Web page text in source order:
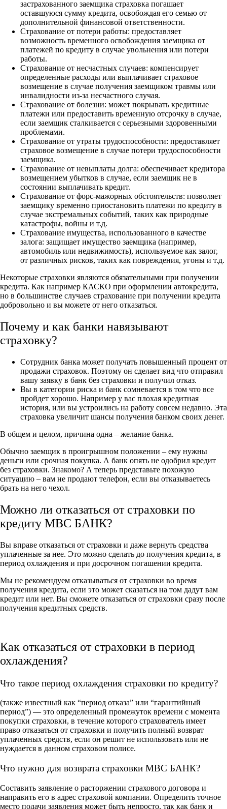
застрахованного заемщика страховка погашает
оставшуюся сумму кредита, освобождая его семью от
дополнительной финансовой ответственности.
Страхование от потери работы: предоставляет
возможность временного освобождения заемщика от
платежей по кредиту в случае увольнения или потери
работы.
Страхование от несчастных случаев: компенсирует
определенные расходы или выплачивает страховое
возмещение в случае получения заемщиком травмы или
инвалидности из-за несчастного случая.
Страхование от болезни: может покрывать кредитные
платежи или предоставить временную отсрочку в случае,
если заемщик сталкивается с серьезными здоровенными
проблемами.
Страхование от утраты трудоспособности: предоставляет
страховое возмещение в случае потери трудоспособности
заемщика.
Страхование от невыплаты долга: обеспечивает кредитора
возмещением убытков в случае, если заемщик не в
состоянии выплачивать кредит.
Страхование от форс-мажорных обстоятельств: позволяет
заемщику временно приостановить платежи по кредиту в
случае экстремальных событий, таких как природные
катастрофы, войны и т.д.
Страхование имущества, использованного в качестве
залога: защищает имущество заемщика (например,
автомобиль или недвижимость), используемое как залог,
от различных рисков, таких как повреждения, угоны и т.д.
Некоторые страховки являются обязательными при получении
кредита. Как например КАСКО при оформлении автокредита,
но в большинстве случаев страхование при получении кредита
добровольно и вы можете от него отказаться.
Почему и как банки навязывают
страховку?
Сотрудник банка может получать повышенный процент от
продажи страховок. Поэтому он сделает вид что отправил
вашу заявку в банк без страховки и получил отказ.
Вы в категории риска и банк сомневается в том что все
пройдет хорошо. Например у вас плохая кредитная
история, или вы устроились на работу совсем недавно. Эта
страховка увеличит шансы получения банком своих денег.
В общем и целом, причина одна – желание банка.
Обычно заемщик в проигрышном положении – ему нужны
деньги или срочная покупка. А банк опять не одобрил кредит
без страховки. Знакомо? А теперь представьте похожую
ситуацию – вам не продают телефон, если вы отказываетесь
брать на него чехол.
Можно ли отказаться от страховки по
кредиту МВС БАНК?
Вы вправе отказаться от страховки и даже вернуть средства
уплаченные за нее. Это можно сделать до получения кредита, в
период охлаждения и при досрочном погашении кредита.
Мы не рекомендуем отказываться от страховки во время
получения кредита, если это может сказаться на том дадут вам
кредит или нет. Вы сможете отказаться от страховки сразу после
получения кредитных средств.
Как отказаться от страховки в период
охлаждения?
Что такое период охлаждения страховки по кредиту?
(также известный как “период отказа” или “гарантийный
период”) — это определенный промежуток времени с момента
покупки страховки, в течение которого страхователь имеет
право отказаться от страховки и получить полный возврат
уплаченных средств, если он решит не использовать или не
нуждается в данном страховом полисе.
Что нужно для возврата страховки МВС БАНК?
Составить заявление о расторжении страхового договора и
направить его в адрес страховой компании. Определить точное
место подачи заявления может быть непросто, так как банк и